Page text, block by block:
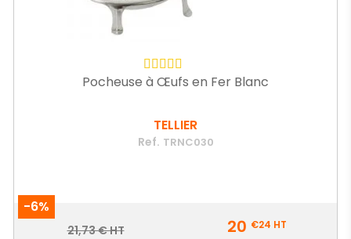
Pocheuse à Œufs en Fer Blanc
TELLIER
Ref. TRNC030
-6%
Prix
Prix
21,73 € HT 20 €24 HT